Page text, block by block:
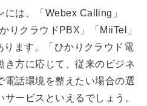
には、「Webex Calling」
りクラウドPBX」「MiiTel」
ります。「ひかりクラウド電
き方に応じて、従来のビジネ
電話環境を整えたい場合の選
ービスといえるでしょう。